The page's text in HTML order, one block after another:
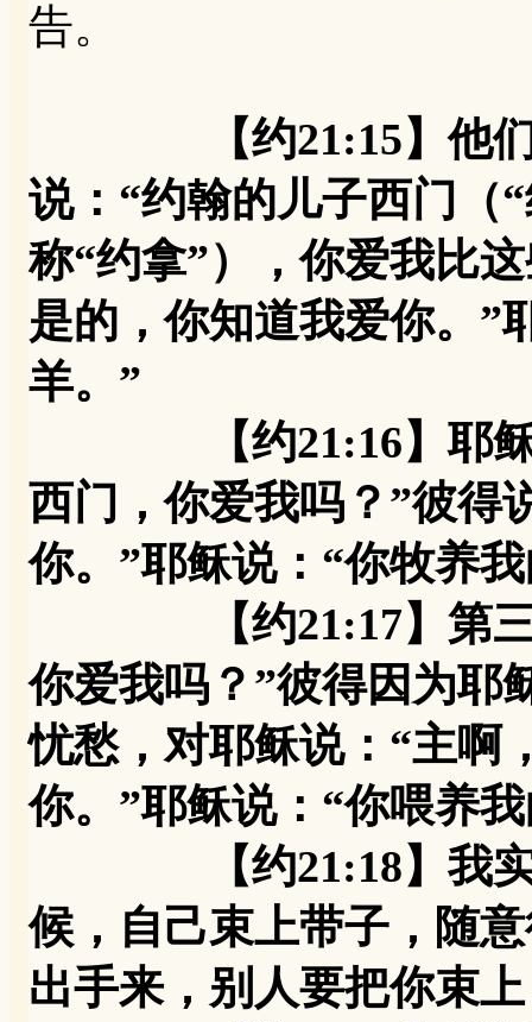
告。
【约21:15】他
说：“约翰的儿子西门（
称“约拿”），你爱我比
是的，你知道我爱你。”
羊。”
【约21:16】耶稣第
西门，你爱我吗？”彼得
你。”耶稣说：“你牧养
【约21:17】第三次
你爱我吗？”彼得因为耶
忧愁，对耶稣说：“主啊
你。”耶稣说：“你喂养
【约21:18】我实实
候，自己束上带子，随
出手来，别人要把你束